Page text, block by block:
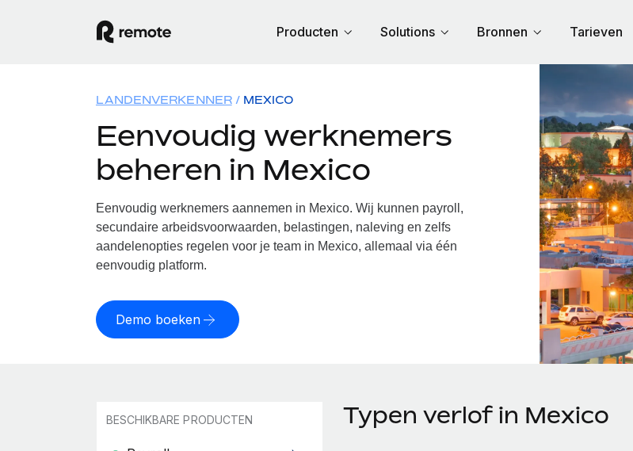
Producten Solutions Bronnen Tarieven
LANDENVERKENNER MEXICO
Eenvoudig werknemers
beheren in Mexico
Eenvoudig werknemers aannemen in Mexico. Wij kunnen payroll,
secundaire arbeidsvoorwaarden, belastingen, naleving en zelfs
aandelenopties regelen voor je team in Mexico, allemaal via één
eenvoudig platform.
Demo boeken
BESCHIKBARE PRODUCTEN Typen verlof in Mexico